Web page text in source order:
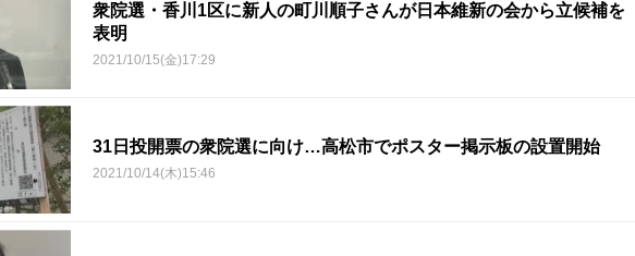
衆院選・香川1区に新人の町川順子さんが日本維新の会から立候補を
表明
2021/10/15(金)17:29
31日投開票の衆院選に向け…高松市でポスター掲示板の設置開始
2021/10/14(木)15:46